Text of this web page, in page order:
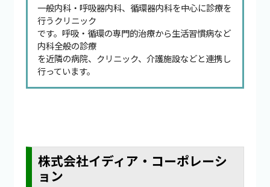
一般内科・呼吸器内科、循環器内科を中心に診療を
行うクリニック
です。呼吸・循環の専門的治療から生活習慣病など
内科全般の診療
を近隣の病院、クリニック、介護施設などと連携し
行っています。
株式会社イディア・コーポレーシ
ョン